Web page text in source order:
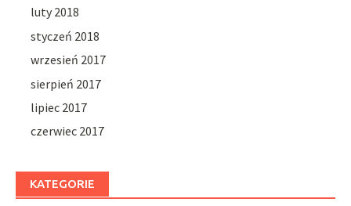
luty 2018
styczeń 2018
wrzesień 2017
sierpień 2017
lipiec 2017
czerwiec 2017
KATEGORIE